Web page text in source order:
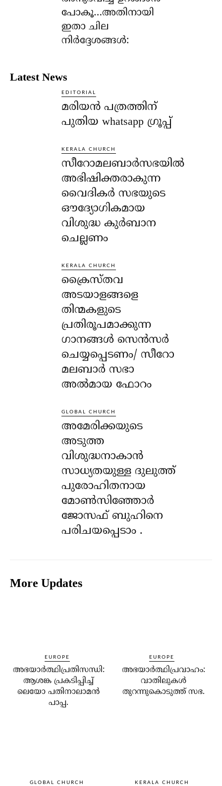
പോകൂ…അതിനായി
ഇതാ ചില
നിര്‍ദ്ദേശങ്ങള്‍:
Latest News
EDITORIAL
മരിയൻ പത്രത്തിന്
പുതിയ whatsapp ഗ്രൂപ്പ്
KERALA CHURCH
സീറോമലബാർസഭയിൽ
അഭിഷിക്തരാകുന്ന
വൈദികർ സഭയുടെ
ഔദ്യോഗികമായ
വിശുദ്ധ കുർബാന
ചെല്ലണം
KERALA CHURCH
ക്രൈസ്തവ
അടയാളങ്ങളെ
തിന്മകളുടെ
പ്രതിരൂപമാക്കുന്ന
ഗാനങ്ങൾ സെൻസർ
ചെയ്യപ്പെടണം/ സീറോ
മലബാർ സഭാ
അൽമായ ഫോറം
GLOBAL CHURCH
അമേരിക്കയുടെ
അടുത്ത
വിശുദ്ധനാകാൻ
സാധ്യതയുള്ള ദുലുത്ത്
പുരോഹിതനായ
മോൺസിഞ്ഞോർ
ജോസഫ് ബുഹിനെ
പരിചയപ്പെടാം .
More Updates
EUROPE
അഭയാര്‍ത്ഥിപ്രതിസന്ധി:
ആശങ്ക പ്രകടിപ്പിച്ച്
ലെയോ പതിനാലാമന്‍
പാപ്പ.
EUROPE
അഭയാര്‍ത്ഥിപ്രവാഹം:
വാതിലുകള്‍
തുറന്നുകൊടുത്ത് സഭ.
GLOBAL CHURCH KERALA CHURCH